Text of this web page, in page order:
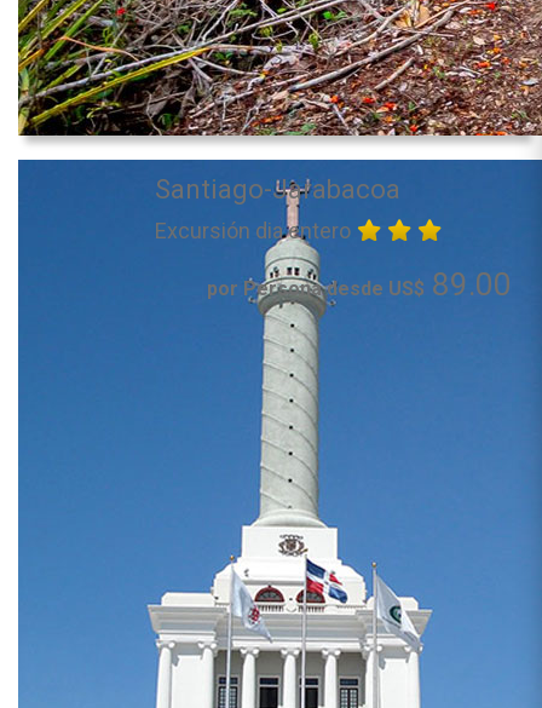
Santiago-Jarabacoa
Excursión dia entero
por Persona desde US$ 89.00